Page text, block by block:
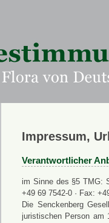
Impressum,
Verantwortlicher
im Sinne des §5 TMG:
+49 69 7542-0 · Fax:
Die Senckenberg
juristischen Person am